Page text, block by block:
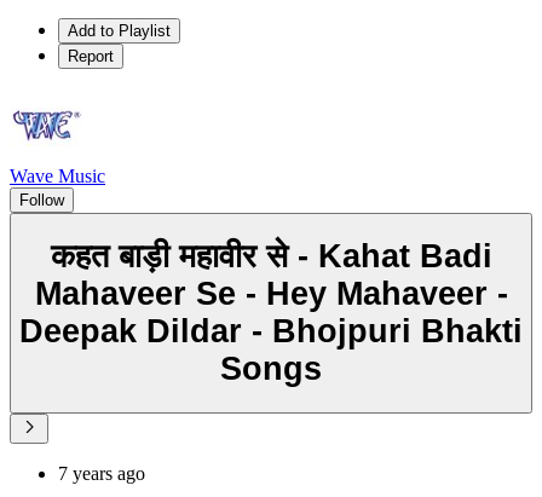
Add to Playlist
Report
Wave Music
Follow
कहत बाड़ी महावीर से - Kahat Badi
Mahaveer Se - Hey Mahaveer -
Deepak Dildar - Bhojpuri Bhakti
Songs
7 years ago